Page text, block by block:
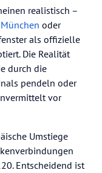
realistisch –
München oder
als offizielle
Die Realität
durch die
pendeln oder
vor
Umstiege
Entscheidend ist